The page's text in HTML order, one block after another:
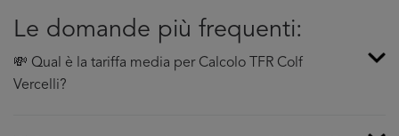
Le domande più frequenti:
💸 Qual è la tariffa media per Calcolo TFR Colf
Vercelli?